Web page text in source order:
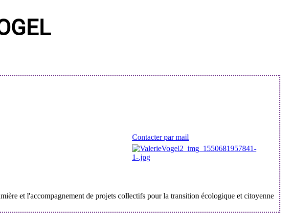
Contacter par mail
et l'accompagnement de projets collectifs pour la transition écologique et citoyenne